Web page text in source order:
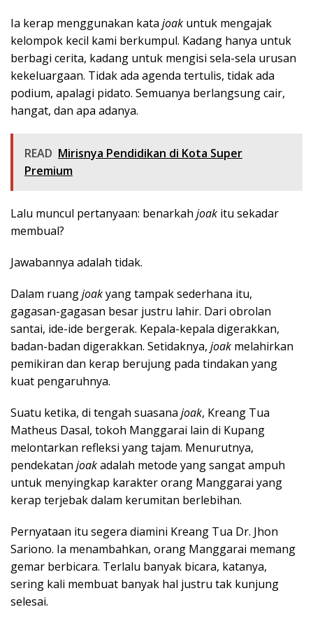
Ia kerap menggunakan kata joak untuk mengajak
kelompok kecil kami berkumpul. Kadang hanya untuk
berbagi cerita, kadang untuk mengisi sela-sela urusan
kekeluargaan. Tidak ada agenda tertulis, tidak ada
podium, apalagi pidato. Semuanya berlangsung cair,
hangat, dan apa adanya.
READ Mirisnya Pendidikan di Kota Super
Premium
Lalu muncul pertanyaan: benarkah joak itu sekadar
membual?
Jawabannya adalah tidak.
Dalam ruangjoakyang tampak sederhana itu,
gagasan-gagasan besar justru lahir. Dari obrolan
santai, ide-ide bergerak. Kepala-kepala digerakkan,
badan-badan digerakkan. Setidaknya, joak melahirkan
pemikiran dan kerap berujung pada tindakan yang
kuat pengaruhnya.
Suatu ketika, di tengah suasana joak, Kreang Tua
Matheus Dasal, tokoh Manggarai lain di Kupang
melontarkan refleksi yang tajam. Menurutnya,
pendekatan joakadalah metode yang sangat ampuh
untuk menyingkap karakter orang Manggarai yang
kerap terjebak dalam kerumitan berlebihan.
Pernyataan itu segera diamini Kreang Tua Dr. Jhon
Sariono. Ia menambahkan, orang Manggarai memang
gemar berbicara. Terlalu banyak bicara, katanya,
sering kali membuat banyak hal justru tak kunjung
selesai.